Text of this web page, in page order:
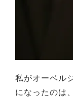
私がオーベル
になったのは